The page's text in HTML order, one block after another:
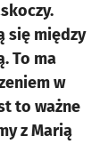
się między
To ma
w
to ważne
z Marią